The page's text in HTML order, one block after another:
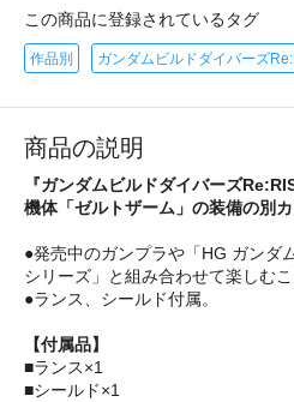
この商品に登録されているタグ
作品別 ガンダムビルドダイバーズ
商品の説明
『ガンダムビルドダイバーズ
機体「ゼルトザーム」の装備の別
●発売中のガンプラや「HG ガンダ
シリーズ」と組み合わせて楽しむこ
●ランス、シールド付属。
【付属品】
■ランス×1
■シールド×1